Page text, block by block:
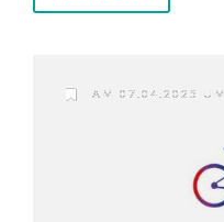
AM 07.04.2025